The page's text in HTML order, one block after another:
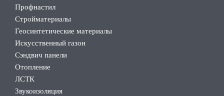
Профнастил
Стройматериалы
Геосинтетические материалы
Искусственный газон
Сэндвич панели
Отопление
ЛСТК
Звукоизоляция